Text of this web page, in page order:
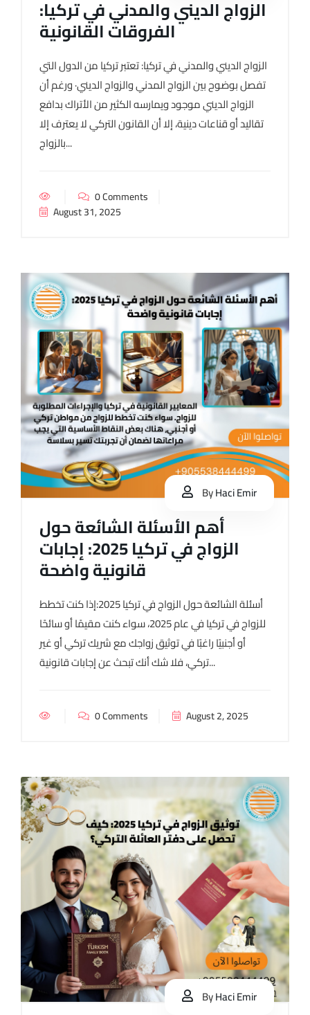
الزواج الديني والمدني في تركيا:
الفروقات القانونية
الزواج الديني والمدني في تركيا: تعتبر تركيا من الدول التي
تفصل بوضوح بين الزواج المدني والزواج الديني· ورغم أن
الزواج الديني موجود ويمارسه الكثير من الأتراك بدافع
تقاليد أو قناعات دينية، إلا أن القانون التركي لا يعترف إلا
بالزواج...
0 Comments
August 31, 2025
ByHaci Emir
أهم الأسئلة الشائعة حول
الزواج في تركيا 2025: إجابات
قانونية واضحة
أسئلة الشائعة حول الزواج في تركيا 2025:إذا كنت تخطط
للزواج في تركيا في عام 2025، سواء كنت مقيمًا أو سائحًا
أو أجنبيًا راغبًا في توثيق زواجك مع شريك تركي أو غير
تركي، فلا شك أنك تبحث عن إجابات قانونية...
0 Comments August 2, 2025
ByHaci Emir